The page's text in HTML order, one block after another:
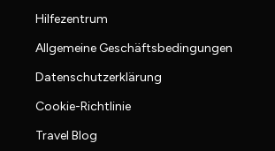
Hilfezentrum
Allgemeine Geschäftsbedingungen
Datenschutzerklärung
Cookie-Richtlinie
Travel Blog